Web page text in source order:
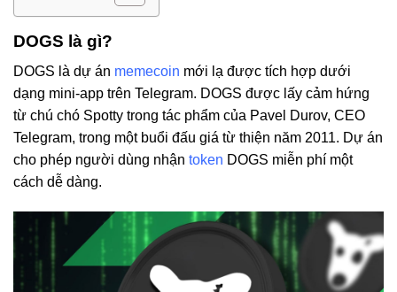
DOGS là gì?
DOGS là dự án memecoin mới lạ được tích hợp dưới
dạng mini-app trên Telegram. DOGS được lấy cảm hứng
từ chú chó Spotty trong tác phẩm của Pavel Durov, CEO
Telegram, trong một buổi đấu giá từ thiện năm 2011. Dự án
cho phép người dùng nhận token DOGS miễn phí một
cách dễ dàng.